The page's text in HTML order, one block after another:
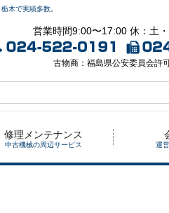
木で実績多数。
営業時間9:00〜17:00 休：土
古物商：福島県公安委員会許
修理メンテナンス
中古機械の周辺サービス 運